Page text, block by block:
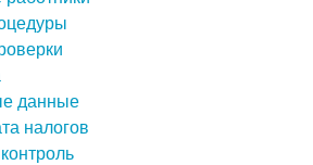
данные
налогов